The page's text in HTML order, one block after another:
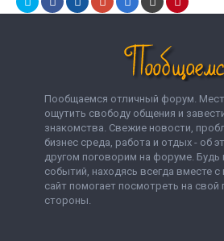
Пообщаемся отличный форум.
ощутить свободу общения и
знакомства. Свежие новости,
бизнес среда, работа и отдых - об
другом поговорим на форуме. Будь
событий, находясь всегда вместе
сайт помогает посмотреть на свой
стороны.